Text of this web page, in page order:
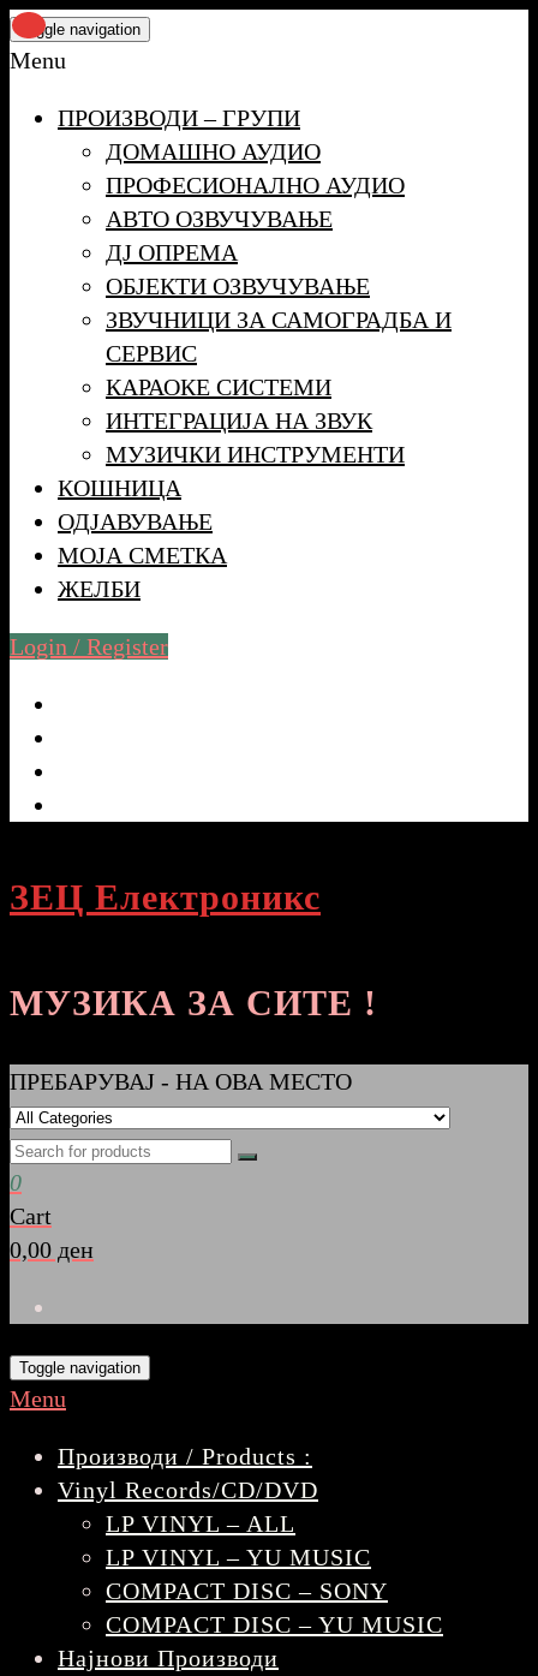
Skip
to
content
Toggle navigation
Menu
ПРОИЗВОДИ – ГРУПИ
ДОМАШНО АУДИО
ПРОФЕСИОНАЛНО АУДИО
АВТО ОЗВУЧУВАЊЕ
ДЈ ОПРЕМА
ОБЈЕКТИ ОЗВУЧУВАЊЕ
ЗВУЧНИЦИ ЗА САМОГРАДБА И
СЕРВИС
КАРАОКЕ СИСТЕМИ
ИНТЕГРАЦИЈА НА ЗВУК
МУЗИЧКИ ИНСТРУМЕНТИ
КОШНИЦА
ОДЈАВУВАЊЕ
МОЈА СМЕТКА
ЖЕЛБИ
Login / Register
ЗЕЦ Електроникс
МУЗИКА ЗА СИТЕ !
ПРЕБАРУВАЈ - НА ОВА МЕСТО
0
Cart
0,00 ден
Toggle navigation
Menu
Производи / Products :
Vinyl Records/CD/DVD
LP VINYL – ALL
LP VINYL – YU MUSIC
COMPACT DISC – SONY
COMPACT DISC – YU MUSIC
Најнови Производи